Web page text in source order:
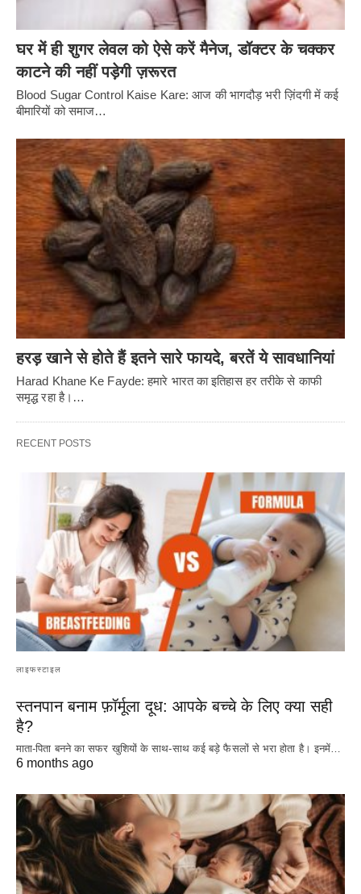
घर में ही शुगर लेवल को ऐसे करें मैनेज, डॉक्टर के चक्कर
काटने की नहीं पड़ेगी ज़रूरत
Blood Sugar Control Kaise Kare: आज की भागदौड़ भरी ज़िंदगी में कई
बीमारियों को समाज…
हरड़ खाने से होते हैं इतने सारे फायदे, बरतें ये सावधानियां
Harad Khane Ke Fayde: हमारे भारत का इतिहास हर तरीके से काफी
समृद्ध रहा है।…
RECENT POSTS
लाइफस्टाइल
स्तनपान बनाम फ़ॉर्मूला दूध: आपके बच्चे के लिए क्या सही
है?
माता-पिता बनने का सफर खुशियों के साथ-साथ कई बड़े फैसलों से भरा होता है। इनमें…
6 months ago